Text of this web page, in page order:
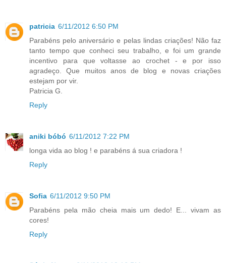
patricia 6/11/2012 6:50 PM
Parabéns pelo aniversário e pelas lindas criações! Não faz
tanto tempo que conheci seu trabalho, e foi um grande
incentivo para que voltasse ao crochet - e por isso
agradeço. Que muitos anos de blog e novas criações
estejam por vir.
Patricia G.
Reply
aniki bóbó 6/11/2012 7:22 PM
longa vida ao blog ! e parabéns á sua criadora !
Reply
Sofia 6/11/2012 9:50 PM
Parabéns pela mão cheia mais um dedo! E... vivam as
cores!
Reply